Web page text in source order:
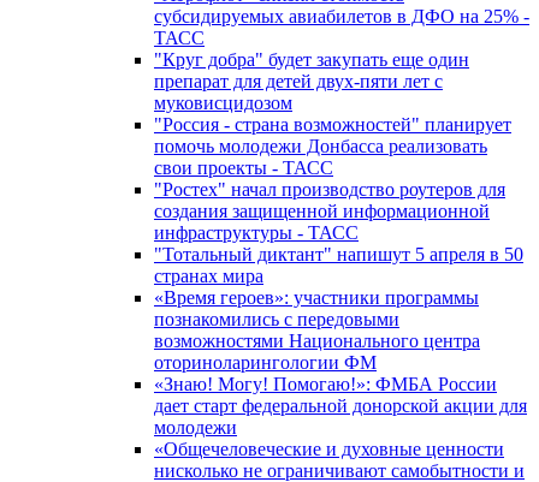
субсидируемых авиабилетов в ДФО на 25% -
ТАСС
"Круг добра" будет закупать еще один
препарат для детей двух-пяти лет с
муковисцидозом
"Россия - страна возможностей" планирует
помочь молодежи Донбасса реализовать
свои проекты - ТАСС
"Ростех" начал производство роутеров для
создания защищенной информационной
инфраструктуры - ТАСС
"Тотальный диктант" напишут 5 апреля в 50
странах мира
«Время героев»: участники программы
познакомились с передовыми
возможностями Национального центра
оториноларингологии ФМ
«Знаю! Могу! Помогаю!»: ФМБА России
дает старт федеральной донорской акции для
молодежи
«Общечеловеческие и духовные ценности
нисколько не ограничивают самобытности и